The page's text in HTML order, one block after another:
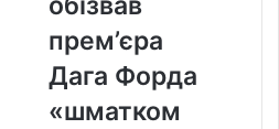
л***а»
прем’єра
Дага Форда
«шматком